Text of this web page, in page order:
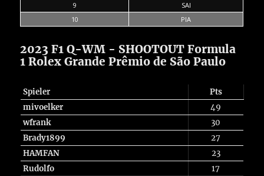
9
SAI
10
PIA
2023 F1 Q-WM - SHOOTOUT Formula
1 Rolex Grande Prêmio de São Paulo
Spieler
Pts
mivoelker
49
wfrank
30
Brady1899
27
HAMFAN
23
Rudolfo
17